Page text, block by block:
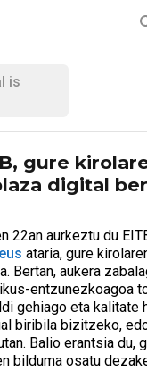
is
gure
digital
22an aurkeztu du
ataria, gure
Bertan, aukera
entzunezkoagoa
gehiago eta kalitate
biribila bizitzeko,
Balio erantsia du,
bilduma osatu